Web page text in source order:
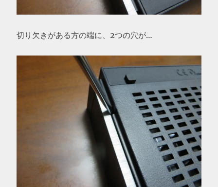
切り欠きがある方の端に、2つの穴が…